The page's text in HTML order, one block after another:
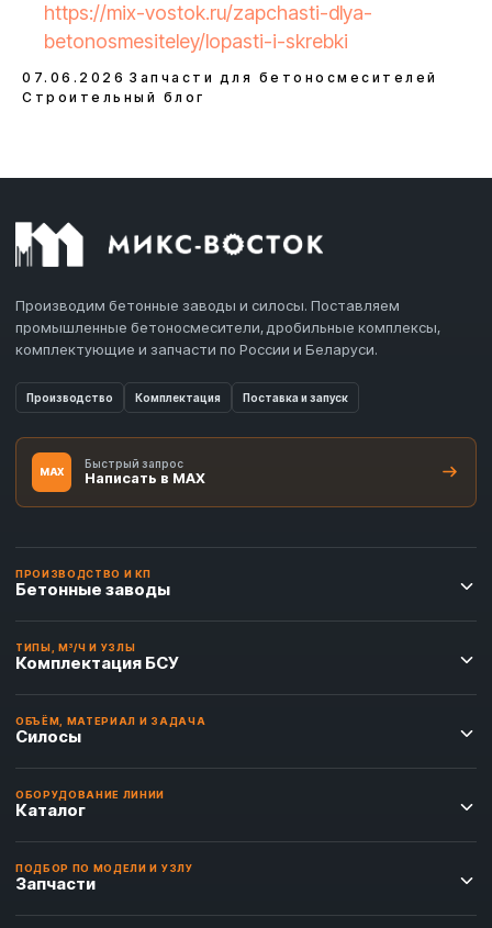
https://mix-vostok.ru/zapchasti-dlya-
betonosmesiteley/lopasti-i-skrebki
07.06.2026 Запчасти для бетоносмесителей
Строительный блог
Производим бетонные заводы и силосы. Поставляем
промышленные бетоносмесители, дробильные комплексы,
комплектующие и запчасти по России и Беларуси.
Производство Комплектация Поставка и запуск
MAX
Быстрый запрос
Написать в MAX
ПРОИЗВОДСТВО И КП
Бетонные заводы
ТИПЫ, М³/Ч И УЗЛЫ
Комплектация БСУ
ОБЪЁМ, МАТЕРИАЛ И ЗАДАЧА
Силосы
ОБОРУДОВАНИЕ ЛИНИИ
Каталог
ПОДБОР ПО МОДЕЛИ И УЗЛУ
Запчасти